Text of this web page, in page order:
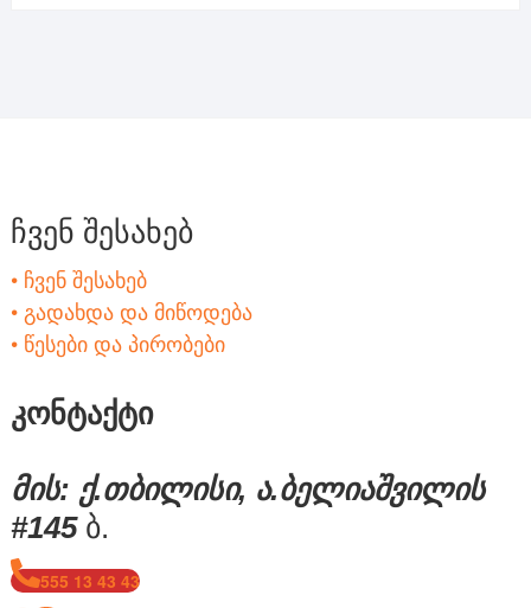
ჩვენ შესახებ
• ჩვენ შესახებ
• გადახდა და მიწოდება
• წესები და პირობები
კონტაქტი
მის: ქ.თბილისი, ა.ბელიაშვილის
#145ბ.
555 13 43 43